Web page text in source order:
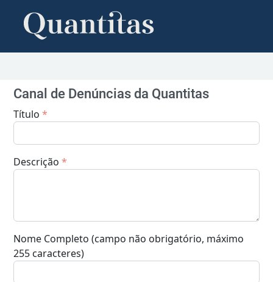
Canal de Denúncias da Quantitas
Título *
Descrição *
Nome Completo (campo não obrigatório, máximo
255 caracteres)